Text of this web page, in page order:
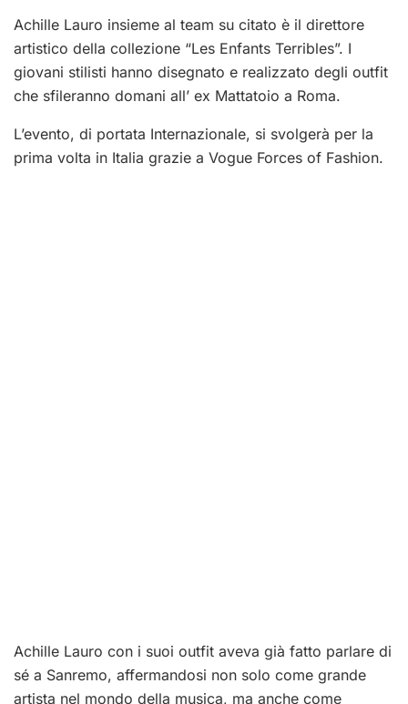
Achille Lauro insieme al team su citato è il direttore
artistico della collezione “Les Enfants Terribles”. I
giovani stilisti hanno disegnato e realizzato degli outfit
che sfileranno domani all’ ex Mattatoio a Roma.
L’evento, di portata Internazionale, si svolgerà per la
prima volta in Italia grazie a Vogue Forces of Fashion.
Achille Lauro con i suoi outfit aveva già fatto parlare di
sé a Sanremo, affermandosi non solo come grande
artista nel mondo della musica, ma anche come